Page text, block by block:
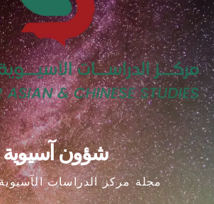
شؤون آسيوية
مجلة مركز الدراسات